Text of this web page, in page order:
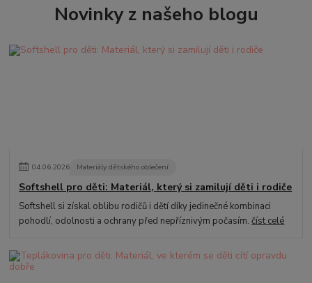
Novinky z našeho blogu
04.06.2026 Materiály dětského oblečení
Softshell pro děti: Materiál, který si zamilují děti i rodiče
Softshell si získal oblibu rodičů i dětí díky jedinečné kombinaci
pohodlí, odolnosti a ochrany před nepříznivým počasím.číst celé